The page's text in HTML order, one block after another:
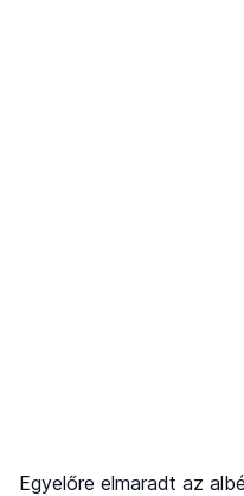
Egyelőre elmaradt az